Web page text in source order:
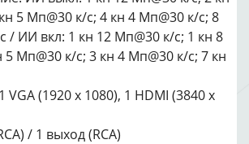
5 Мп@30 к/с; 4 кн 4 Мп@30 к/с; 8
/ ИИ вкл: 1 кн 12 Мп@30 к/с; 1 кн 8
5 Мп@30 к/с; 3 кн 4 Мп@30 к/с; 7 кн
(1920 x 1080), 1 HDMI (3840 x
/ 1 выход (RCA)